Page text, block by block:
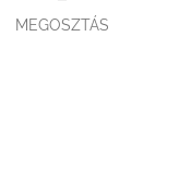
MEGOSZTÁS